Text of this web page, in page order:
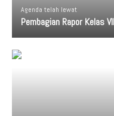
Agenda telah lewat
Pembagian Rapor Kelas